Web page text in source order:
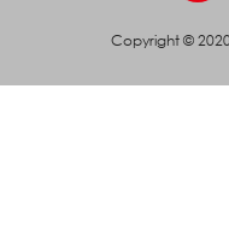
Copyright ©